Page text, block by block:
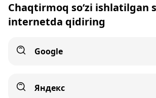
Chaqtirmoq so‘zi ishlatilgan
internetda qidiring
Google
Яндекс